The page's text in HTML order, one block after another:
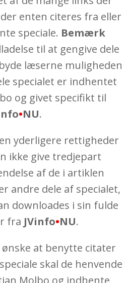
enten citeres fra eller
speciale. Bemærk
til at gengive dele
læserne muligheden
specialet er indhentet
og givet specifikt til
•NU.
yderligere rettigheder
ikke give tredjepart
af de i artiklen
andre dele af specialet,
downloades i sin fulde
fra JVinfo•NU.
at benytte citater
skal de henvende